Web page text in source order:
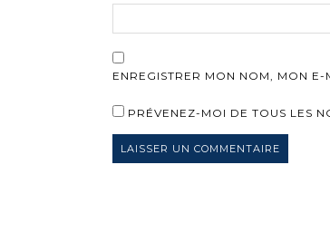
ENREGISTRER MON NOM, MON
PRÉVENEZ-MOI DE TOUS LES